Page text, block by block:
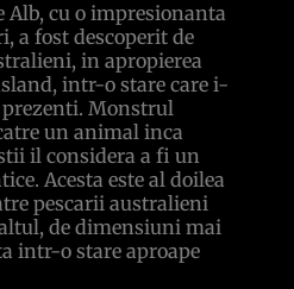
Alb, cu o impresionanta
a fost descoperit de
in apropierea
intr-o stare care i-
Monstrul
un animal inca
il considera a fi un
Acesta este al doilea
pescarii australieni
de dimensiuni mai
intr-o stare aproape